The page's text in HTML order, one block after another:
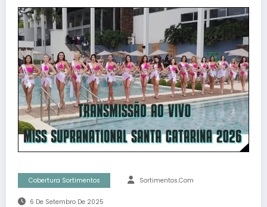
Cobertura Sortimentos Sortimentos.com
6 De Setembro De 2025